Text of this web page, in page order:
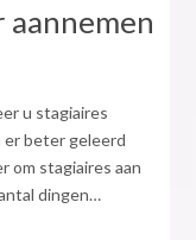
u stagiaires
er beter geleerd
om stagiaires aan
dingen…